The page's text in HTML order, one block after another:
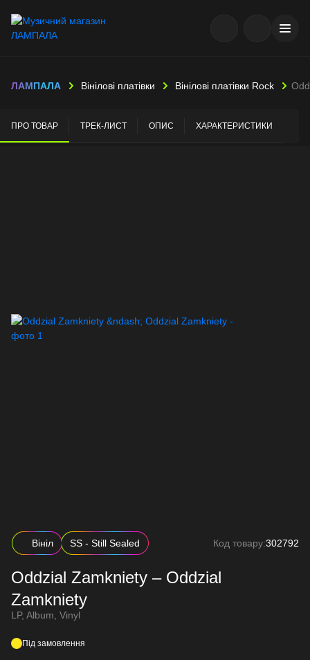
ЛАМПАЛА Вінілові платівки Вінілові платівки Rock
ПРО ТОВАР ТРЕК-ЛИСТ ОПИС ХАРАКТЕРИСТИКИ
Вініл SS - Still Sealed Код товару:302792
Oddzial Zamkniety – Oddzial
Zamkniety
LP, Album, Vinyl
Під замовлення